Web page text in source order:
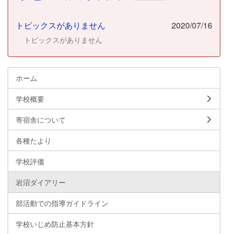
トピックスがありません 2020/07/16
トピックスがありません
ホーム
学校概要
寄宿舎について
各種たより
学校評価
岩沼ダイアリー
部活動での指導ガイドライン
学校いじめ防止基本方針